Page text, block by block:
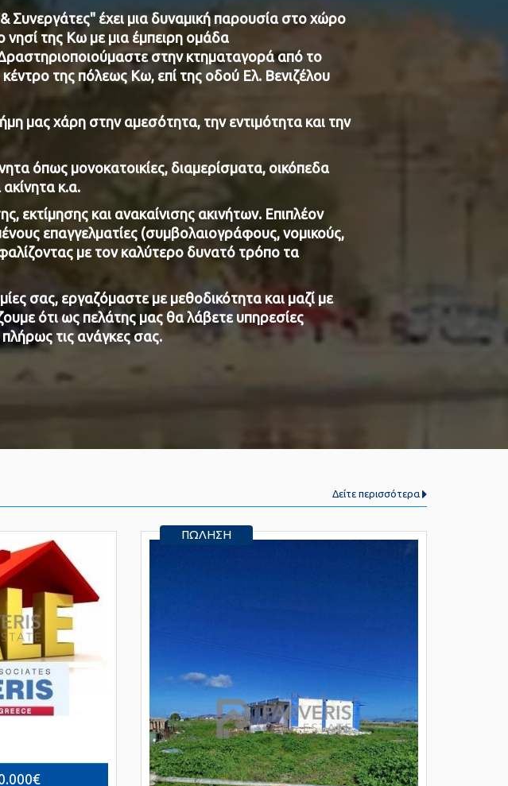
Συνεργάτες" έχει μια δυναμική παρουσία στο χώρο
νησί της Κω με μια έμπειρη ομάδα
στην κτηματαγορά από το
της πόλεως Κω, επί της οδού Ελ. Βενιζέλου
μας χάρη στην αμεσότητα, την εντιμότητα και την
όπως μονοκατοικίες, διαμερίσματα, οικόπεδα
κ.α.
εκτίμησης και ανακαίνισης ακινήτων. Επιπλέον
επαγγελματίες (συμβολαιογράφους, νομικούς,
με τον καλύτερο δυνατό τρόπο τα
σας, εργαζόμαστε με μεθοδικότητα και μαζί με
ότι ως πελάτης μας θα λάβετε υπηρεσίες
τις ανάγκες σας.
Δείτε περισσότερα
ΠΏΛΗΣΗ